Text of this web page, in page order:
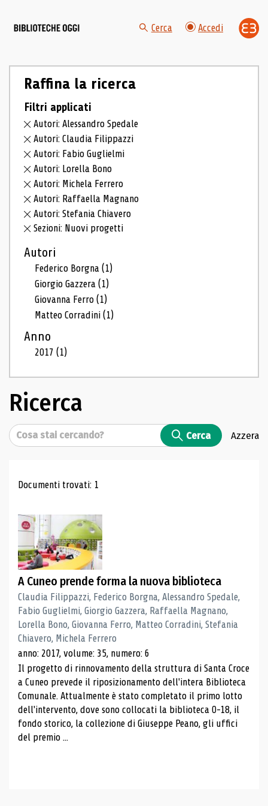
Cerca Accedi
Raffina la ricerca
Filtri applicati
Autori: Alessandro Spedale
Autori: Claudia Filippazzi
Autori: Fabio Guglielmi
Autori: Lorella Bono
Autori: Michela Ferrero
Autori: Raffaella Magnano
Autori: Stefania Chiavero
Sezioni: Nuovi progetti
Autori
Federico Borgna(1)
Giorgio Gazzera(1)
Giovanna Ferro(1)
Matteo Corradini(1)
Anno
2017(1)
Ricerca
Cerca Cerca Azzera
Risultati di ricerca
Documenti trovati: 1
A Cuneo prende forma la nuova biblioteca
Claudia Filippazzi, Federico Borgna, Alessandro Spedale,
Fabio Guglielmi, Giorgio Gazzera, Raffaella Magnano,
Lorella Bono, Giovanna Ferro, Matteo Corradini, Stefania
Chiavero, Michela Ferrero
anno: 2017, volume: 35, numero: 6
Il progetto di rinnovamento della struttura di Santa Croce
a Cuneo prevede il riposizionamento dell'intera Biblioteca
Comunale. Attualmente è stato completato il primo lotto
dell'intervento, dove sono collocati la biblioteca 0-18, il
fondo storico, la collezione di Giuseppe Peano, gli uffici
del premio ...